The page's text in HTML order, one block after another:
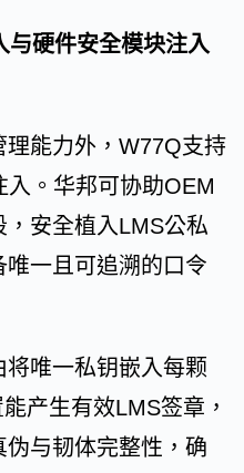
与硬件安全模块注入
理能力外，W77Q支持
。华邦可协助OEM
安全植入LMS公私
一且可追溯的口令
唯一私钥嵌入每颗
产生有效LMS签章，
与韧体完整性，确